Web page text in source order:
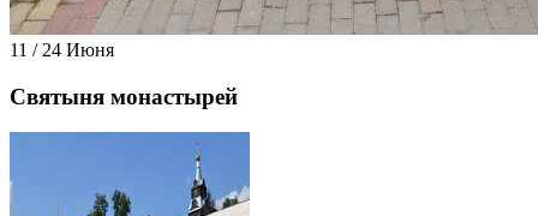
11 / 24 Июня
Святыня монастырей